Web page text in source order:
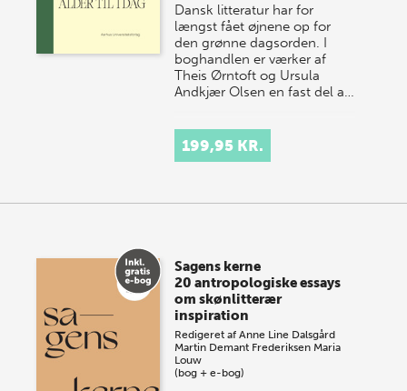
Dansk litteratur har for
længst fået øjnene op for
den grønne dagsorden. I
boghandlen er værker af
Theis Ørntoft og Ursula
Andkjær Olsen en fast del a…
199,95 KR.
Sagens kerne
20 antropologiske essays
om skønlitterær
inspiration
Redigeret afAnne Line Dalsgård
Martin Demant Frederiksen Maria
Louw
(bog + e-bog)